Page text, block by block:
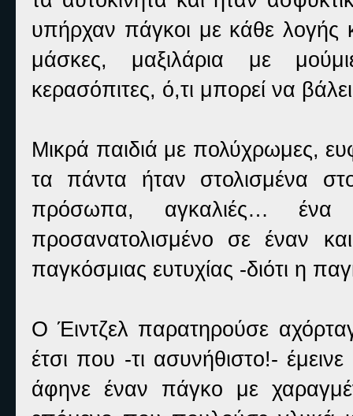
υπήρχαν πάγκοι με κάθε λογής
μάσκες, μαξιλάρια με
κερασόπιτες, ό,τι μπορεί να
Μικρά παιδιά με πολύχρωμες,
τα πάντα ήταν στολισμένα
πρόσωπα, αγκαλιές… ένα
προσανατολισμένο σε έναν
παγκόσμιας ευτυχίας -διότι η
Ο Έιντζελ παρατηρούσε
έτσι που -τι ασυνήθιστο!-
άφηνε έναν πάγκο με